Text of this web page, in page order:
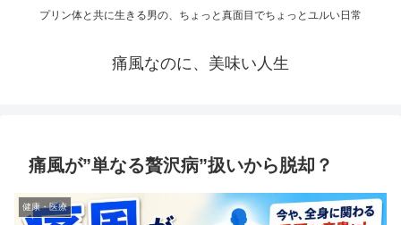
プリン体と共に生きる男の、ちょっと真面目でちょっとユルい日常
痛風なのに、美味い人生
痛風が”単なる贅沢病”扱いから脱却？
健康・医療